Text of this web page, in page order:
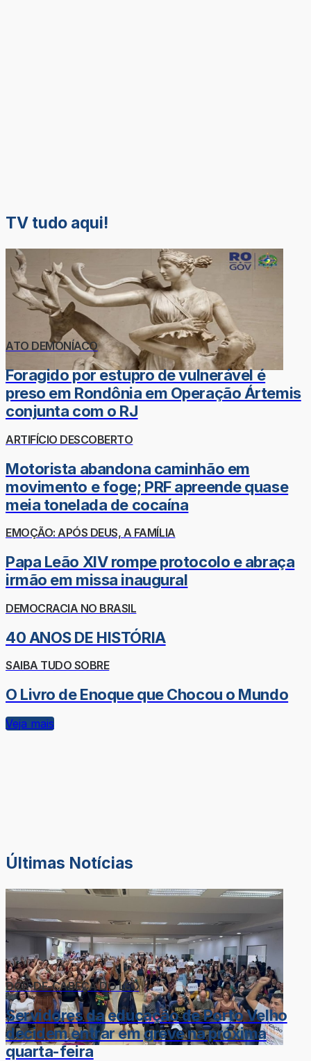
TV tudo aqui!
ATO DEMONÍACO
Foragido por estupro de vulnerável é
preso em Rondônia em Operação Ártemis
conjunta com o RJ
ARTIFÍCIO DESCOBERTO
Motorista abandona caminhão em
movimento e foge; PRF apreende quase
meia tonelada de cocaína
EMOÇÃO: APÓS DEUS, A FAMÍLIA
Papa Leão XIV rompe protocolo e abraça
irmão em missa inaugural
DEMOCRACIA NO BRASIL
40 ANOS DE HISTÓRIA
SAIBA TUDO SOBRE
O Livro de Enoque que Chocou o Mundo
Veja mais
Últimas Notícias
DOR-DE-CABEÇA DO LÉO
Servidores da educação de Porto Velho
decidem entrar em greve na próxima
quarta-feira